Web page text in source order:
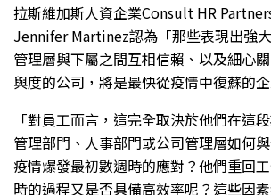
拉斯維加斯人資企業Consult HR
Jennifer Martinez認為「那些表現出強
管理層與下屬之間互相信賴、以及細心
與度的公司，將是最快從疫情中復蘇的企
「對員工而言，這完全取決於他們在這
管理部門、人事部門或公司管理層如何
疫情爆發最初數週時的應對？他們重回
時的過程又是否具備高效率呢？這些因